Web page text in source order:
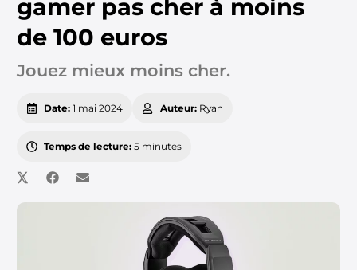
gamer pas cher à moins
de 100 euros
Jouez mieux moins cher.
Date:1 mai 2024 Auteur: Ryan
Temps de lecture:5 minutes